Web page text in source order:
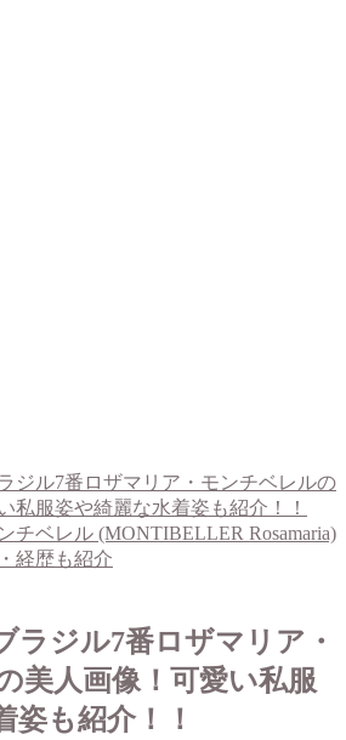
ジル7番ロザマリア・モンチベレルの
私服姿や綺麗な水着姿も紹介！！
チベレル (MONTIBELLER Rosamaria)
経歴も紹介
ラジル7番ロザマリア・
美人画像！可愛い私服
姿も紹介！！